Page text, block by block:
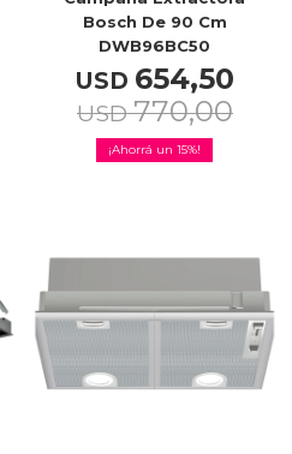
Bosch De 90 Cm
DWB96BC50
USD 654,50
USD 770,00
15